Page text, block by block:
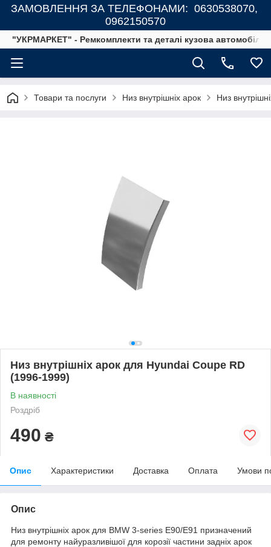
ЗАМОВЛЕННЯ ЗА ТЕЛЕФОНАМИ: 0630538070,
0962150570
"УКРМАРКЕТ" - Ремкомплекти та деталі кузова автомобілів
Товари та послуги Низ внутрішніх арок Низ
Низ внутрішніх арок для Hyundai Coupe RD
(1996-1999)
В наявності
Роздріб
490 ₴
Опис Характеристики Доставка Оплата Умови
Опис
Низ внутрішніх арок для BMW 3-series E90/E91 призначений
для ремонту найуразливішої для корозії частини задніх арок